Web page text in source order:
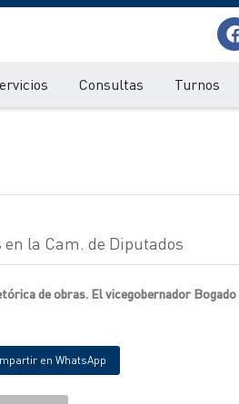
Consultas Turnos
la Cam. de Diputados
de obras. El vicegobernador
en WhatsApp